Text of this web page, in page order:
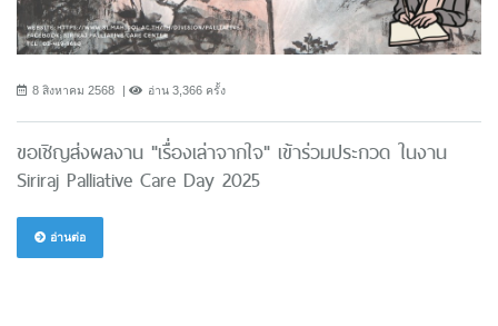
8 สิงหาคม 2568 อ่าน 3,366 ครั้ง
ขอเชิญส่งผลงาน "เรื่องเล่าจากใจ" เข้าร่วมประกวด ในงาน
Siriraj Palliative Care Day 2025
อ่านต่อ